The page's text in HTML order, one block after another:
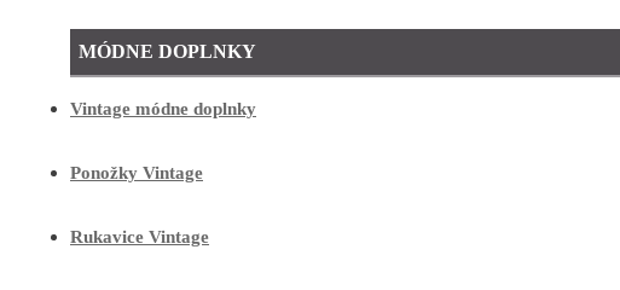
MÓDNE DOPLNKY
Vintage módne doplnky
Ponožky Vintage
Rukavice Vintage